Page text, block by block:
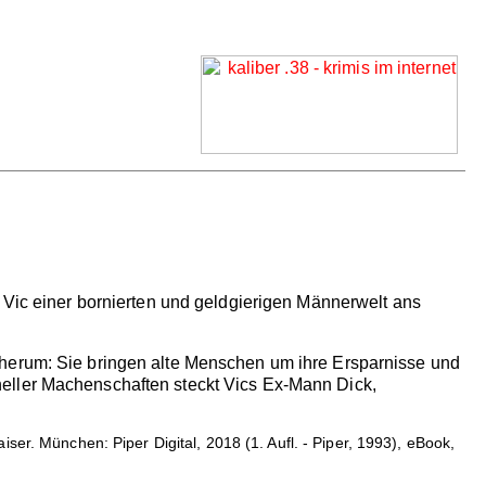
einer bornierten und geldgierigen Männerwelt ans
Sie bringen alte Menschen um ihre Ersparnisse und
Machenschaften steckt Vics Ex-Mann Dick,
München: Piper Digital, 2018 (1. Aufl. - Piper, 1993), eBook,